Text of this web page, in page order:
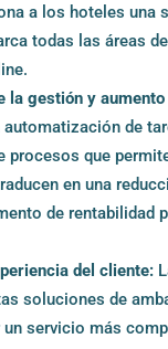
a los hoteles una
todas las áreas
la gestión y aumento
de
procesos que
en una
de rentabilidad
del cliente:
soluciones de
servicio más